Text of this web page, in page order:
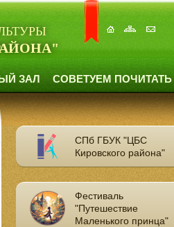
ЗАЛ СОВЕТУЕМ ПОЧИТАТЬ
СПб ГБУК "ЦБС
Кировского района"
Фестиваль
"Путешествие
Маленького принца"